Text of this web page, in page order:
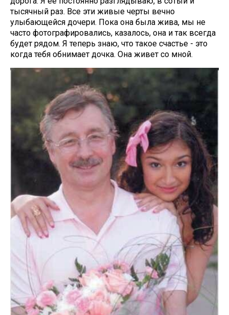
тысячный раз. Все эти живые черты вечно
улыбающейся дочери. Пока она была жива, мы не
часто фотографировались, казалось, она и так всегда
будет рядом. Я теперь знаю, что такое счастье - это
когда тебя обнимает дочка. Она живет со мной.